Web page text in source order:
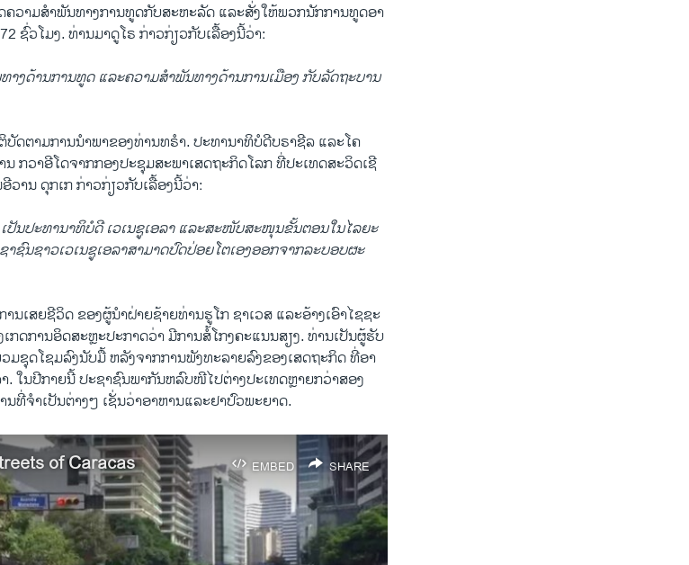
ຄວາມ​ສຳ​ພັນ​ທາງ​ການ​ທູດ​ກັບ​ສະ​ຫະ​ລັດ ແລະ​ສັ່ງ​ໃຫ້​ພວກ​ນັກ​ການ​ທູດອ​າ​
ຊົ່ວ​ໂມງ. ທ່ານ​ມາ​ດູ​ໂຣ ກ່າວ​ກ່ຽວ​ກັບ​ເລື້ອງນີ້​ວ່າ:
າງ​ດ້ານ​ການ​ທູດ ແລະ​ຄວາມ​ສຳ​ພັນ​ທາງ​ດ້ານ​ການ​ເມືອງ ກັ​ບ​ລັດ​ຖະ​ບານ​
ດ​ຕາມ​ການ​ນຳ​ພາ​ຂອງ​ທ່ານ​ທ​ຣຳ. ປະ​ທາ​ນາ​ທິ​ບໍ​ດີບ​ຣາ​ຊີ​ລ ແລະ​ໂຄ​
ກວາອີ​ໂດຈາກກອງ​ປະ​ຊຸມ​ສະ​ພາ​ເສດ​ຖະ​ກິດ​ໂລກ ທີ່​ປະ​ເທດ​ສະ​ວິດ​ເຊີ​
ານ ດຸກ​ເກ ກ່າວ​ກ່ຽວ​ກັບ​ເລື້ອງນີ້​ວ່າ:
ປັນ​ປະ​ທາ​ນາ​ທິ​ບໍ​ດີ ​ເວ​ເນ​ຊູ​ເອ​ລາ ແລະ​ສະ​ໜັບ​ສະ​ໜຸນ​ຂັ້ນ​ຕອນໃນ​ໄລ​ຍະ​
ຊົນ​ຊາວ​ເວ​ເນ​ຊູ​ເອ​ລາສາ​ມາດ​ປົດ​ປ່ອຍ​ໂຕ​ເອງອອກຈາກ​ລະ​ບອບ​ຜະ​
ນ​ເສຍ​ຊີ​ວິດ ​ຂອງ​ຜູ້​ນຳ​ຝ່າຍ​ຊ້າຍ​ທ່ານຮູ​ໂກ ຊາ​ເວ​ສ ແລະ​ອ້າງ​ເອົາ​ໄຊ​ຊະ​
ກດ​ການ​ອິດ​ສະ​ຫຼະ​ປະ​ກາດ​ວ່າ ມີ​ການ​ສໍ້​ໂກງ​ຄະ​ແນນ​ສຽງ. ທ່ານ​ເປັນ​ຜູ້ຮັບ​
ຊຸດ​ໂຊມ​ລົງ​ນັບ​ມື້ ຫ​ລັງ​ຈາກການ​ພັງ​ທະ​ລາຍ​ລົງ​ຂອງ​ເສດ​ຖະ​ກິດ​ ທີ່​ອາ​
. ໃນປີ​ກາຍນີ້ ປະ​ຊາ​ຊົນ​ພາ​ກັນ​ຫລົບ​ໜີ​ໄປ​ຕ່າງ​ປະ​ເທດຫຼາຍກວ່າສອງ​
ທີ່​ຈຳ​ເ​ປັນ​ຕ່າງໆ ເຊັ່ນ​ວ່າ​ອາ​ຫານແລະ​ຢາ​ປົວພະ​ຍາດ​.
EMBED SHARE
of Caracas